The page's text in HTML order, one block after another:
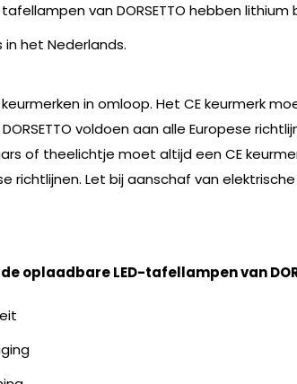
tafellampen van DORSETTO hebben
in het Nederlands.
keurmerken in omloop. Het CE keurmerk
voldoen aan alle Europese
of theelichtje moet altijd een CE
richtlijnen. Let bij aanschaf van
oplaadbare LED-tafellampen van